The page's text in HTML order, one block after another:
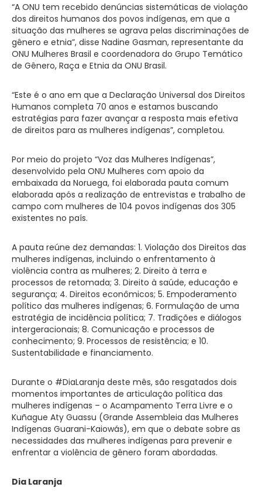
“A ONU tem recebido denúncias sistemáticas de violação
dos direitos humanos dos povos indígenas, em que a
situação das mulheres se agrava pelas discriminações de
gênero e etnia”, disse Nadine Gasman, representante da
ONU Mulheres Brasil e coordenadora do Grupo Temático
de Gênero, Raça e Etnia da ONU Brasil.
“Este é o ano em que a Declaração Universal dos Direitos
Humanos completa 70 anos e estamos buscando
estratégias para fazer avançar a resposta mais efetiva
de direitos para as mulheres indígenas”, completou.
Por meio do projeto “Voz das Mulheres Indígenas”,
desenvolvido pela ONU Mulheres com apoio da
embaixada da Noruega, foi elaborada pauta comum
elaborada após a realização de entrevistas e trabalho de
campo com mulheres de 104 povos indígenas dos 305
existentes no país.
A pauta reúne dez demandas: 1. Violação dos Direitos das
mulheres indígenas, incluindo o enfrentamento à
violência contra as mulheres; 2. Direito à terra e
processos de retomada; 3. Direito à saúde, educação e
segurança; 4. Direitos econômicos; 5. Empoderamento
político das mulheres indígenas; 6. Formulação de uma
estratégia de incidência política; 7. Tradições e diálogos
intergeracionais; 8. Comunicação e processos de
conhecimento; 9. Processos de resistência; e 10.
Sustentabilidade e financiamento.
Durante o #DiaLaranja deste mês, são resgatados dois
momentos importantes de articulação política das
mulheres indígenas – o Acampamento Terra Livre e o
Kuñague Aty Guassu (Grande Assembleia das Mulheres
Indígenas Guarani-Kaiowás), em que o debate sobre as
necessidades das mulheres indígenas para prevenir e
enfrentar a violência de gênero foram abordadas.
Dia Laranja